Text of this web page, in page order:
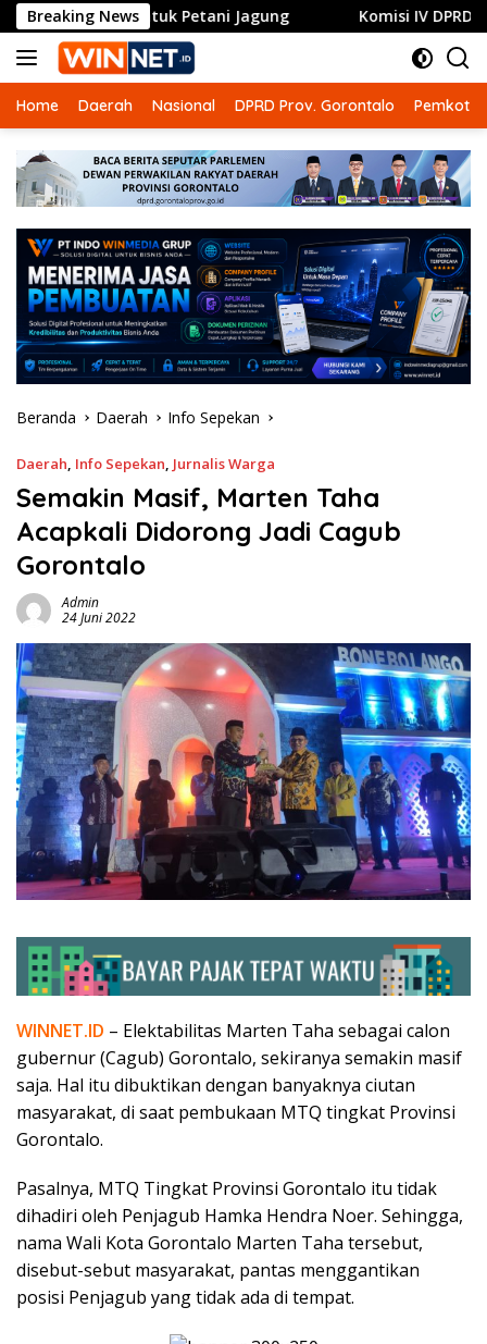
Langsung
ke
konten
Breaking News
untuk Petani Jagung Komisi IV DPRD Gorontalo
Home Daerah Nasional DPRD Prov. Gorontalo Pemkot
Beranda Daerah Info Sepekan
Daerah, Info Sepekan, Jurnalis Warga
Semakin Masif, Marten Taha
Acapkali Didorong Jadi Cagub
Gorontalo
Admin
24 Juni 2022
WINNET.ID – Elektabilitas Marten Taha sebagai calon
gubernur (Cagub) Gorontalo, sekiranya semakin masif
saja. Hal itu dibuktikan dengan banyaknya ciutan
masyarakat, di saat pembukaan MTQ tingkat Provinsi
Gorontalo.
Pasalnya, MTQ Tingkat Provinsi Gorontalo itu tidak
dihadiri oleh Penjagub Hamka Hendra Noer. Sehingga,
nama Wali Kota Gorontalo Marten Taha tersebut,
disebut-sebut masyarakat, pantas menggantikan
posisi Penjagub yang tidak ada di tempat.